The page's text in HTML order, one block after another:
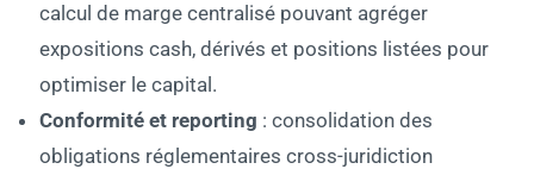
calcul de marge centralisé pouvant agréger
expositions cash, dérivés et positions listées pour
optimiser le capital.
Conformité et reporting : consolidation des
obligations réglementaires cross-juridiction